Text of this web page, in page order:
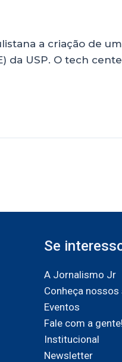
a criação de
da USP. O tech
Se
A Jornalismo Jr
Conheça nossos
Eventos
Fale com a gente!
Institucional
Newsletter